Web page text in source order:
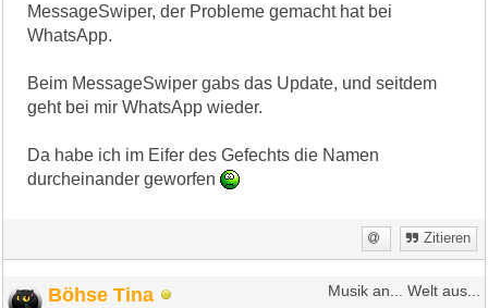
MessageSwiper, der Probleme gemacht hat bei
WhatsApp.
Beim MessageSwiper gabs das Update, und seitdem
geht bei mir WhatsApp wieder.
Da habe ich im Eifer des Gefechts die Namen
durcheinander geworfen
Zitieren
Böhse Tina Musik an... Welt aus...